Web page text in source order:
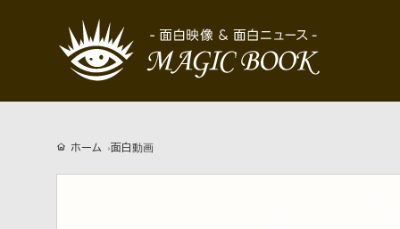
ホーム 面白動画